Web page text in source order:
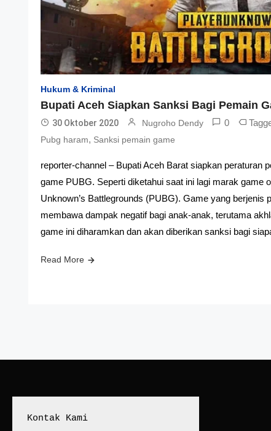
Hukum & Kriminal
Bupati Aceh Siapkan Sanksi Bagi Pemain
30 Oktober 2020 Nugroho Dendy 0
Pubg haram, Sanksi pemain game
reporter-channel – Bupati Aceh Barat siapkan peraturan
game PUBG. Seperti diketahui saat ini lagi marak game
Unknown’s Battlegrounds (PUBG). Game yang berjenis
membawa dampak negatif bagi anak-anak, terutama
game ini diharamkan dan akan diberikan sanksi bagi
Read More
Kontak Kami